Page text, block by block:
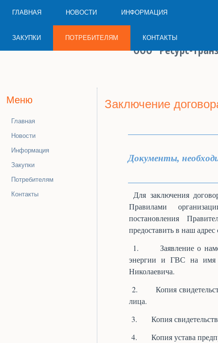
ГЛАВНАЯ НОВОСТИ ИНФОРМАЦИЯ
ЗАКУПКИ ПОТРЕБИТЕЛЯМ КОНТАКТЫ
ООО "Ресурс-
Меню
Главная
Новости
Информация
Закупки
Потребителям
Контакты
Заключение
Документы,
Для заключения
Правилами
постановления
предоставить в наш
1.
Заявление о
энергии и ГВС на имя
Николаевича.
2.
Копия
лица.
3.
Копия
4.
Копия устава